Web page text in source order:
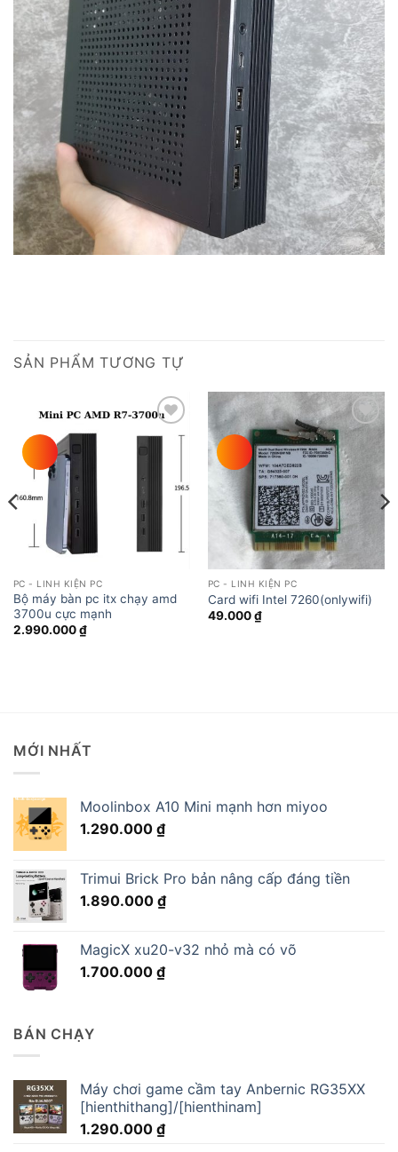
SẢN PHẨM TƯƠNG TỰ
Add to
wishlist
PC - LINH KIỆN PC
Bộ máy bàn pc itx chạy amd
3700u cực mạnh
2.990.000₫
wishlist
PC - LINH KIỆN PC
Card wifi Intel 7260(onlywifi)
49.000₫
MỚI NHẤT
Moolinbox A10 Mini mạnh hơn miyoo
1.290.000 ₫
Trimui Brick Pro bản nâng cấp đáng tiền
1.890.000 ₫
MagicX xu20-v32 nhỏ mà có võ
1.700.000 ₫
BÁN CHẠY
Máy chơi game cầm tay Anbernic RG35XX
[hienthithang]/[hienthinam]
1.290.000 ₫